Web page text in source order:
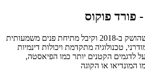
- פורד פוקוס
הדור הרביעי של הפוקוס, שהושק ב-2018 וקיבל מתיחת פנים משמעותית
עיצוב מודרני, טכנולוגיה מתקדמת ויכולות דינמיות
לדגמים הקטנים יותר כמו הפיאסטה,
המונדיאו או הקוגה